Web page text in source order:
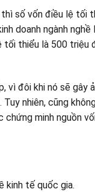
thì số vốn điều lệ tối
doanh ngành nghề
tối thiểu là 500 triệu
vì đôi khi nó sẽ gây
nhiên, cũng
chứng minh nguồn
kinh tế quốc gia.